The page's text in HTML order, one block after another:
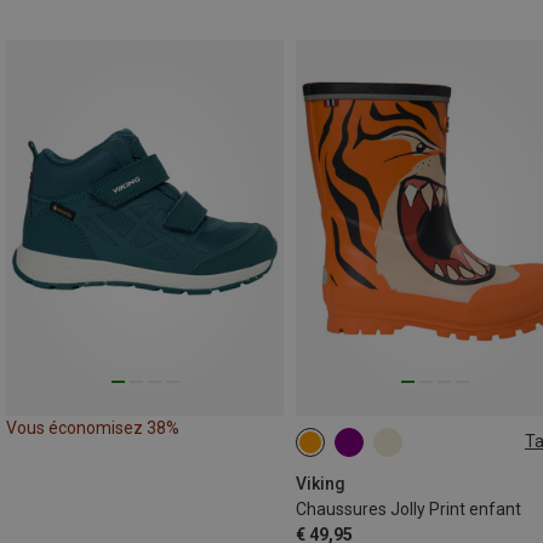
Vous économisez 38%
Viking
Chaussures Jolly Print enfant
€ 49,95